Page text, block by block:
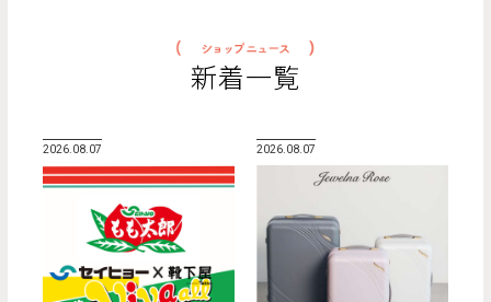
新着一覧
2026.08.07 2026.08.07